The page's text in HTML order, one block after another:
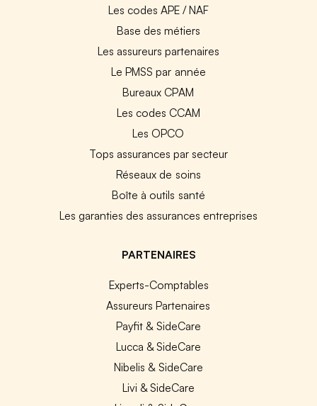
Les codes APE / NAF
Base des métiers
Les assureurs partenaires
Le PMSS par année
Bureaux CPAM
Les codes CCAM
Les OPCO
Tops assurances par secteur
Réseaux de soins
Boîte à outils santé
Les garanties des assurances entreprises
PARTENAIRES
Experts-Comptables
Assureurs Partenaires
Payfit & SideCare
Lucca & SideCare
Nibelis & SideCare
Livi & SideCare